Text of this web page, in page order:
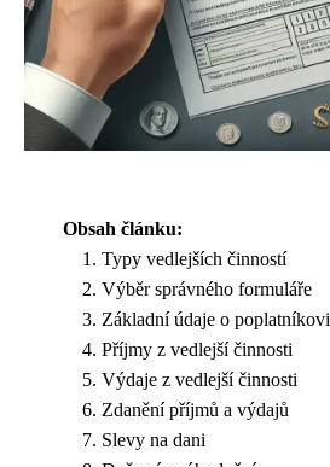
Obsah článku:
Typy vedlejších činností
Výběr správného formuláře
Základní údaje o poplatníkovi
Příjmy z vedlejší činnosti
Výdaje z vedlejší činnosti
Zdanění příjmů a výdajů
Slevy na dani